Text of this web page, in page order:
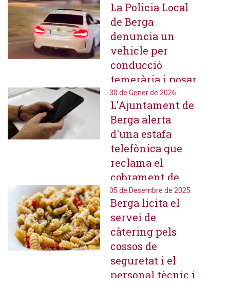
La Policia Local
de Berga
denuncia un
vehicle per
conducció
temerària i posar
en risc la
seguretat viària
30 de Gener de 2026
L'Ajuntament de
Berga alerta
d'una estafa
telefònica que
reclama el
cobrament de
tributs
municipals a la
ciutadania
05 de Desembre de 2025
Berga licita el
servei de
càtering pels
cossos de
seguretat i el
personal tècnic i